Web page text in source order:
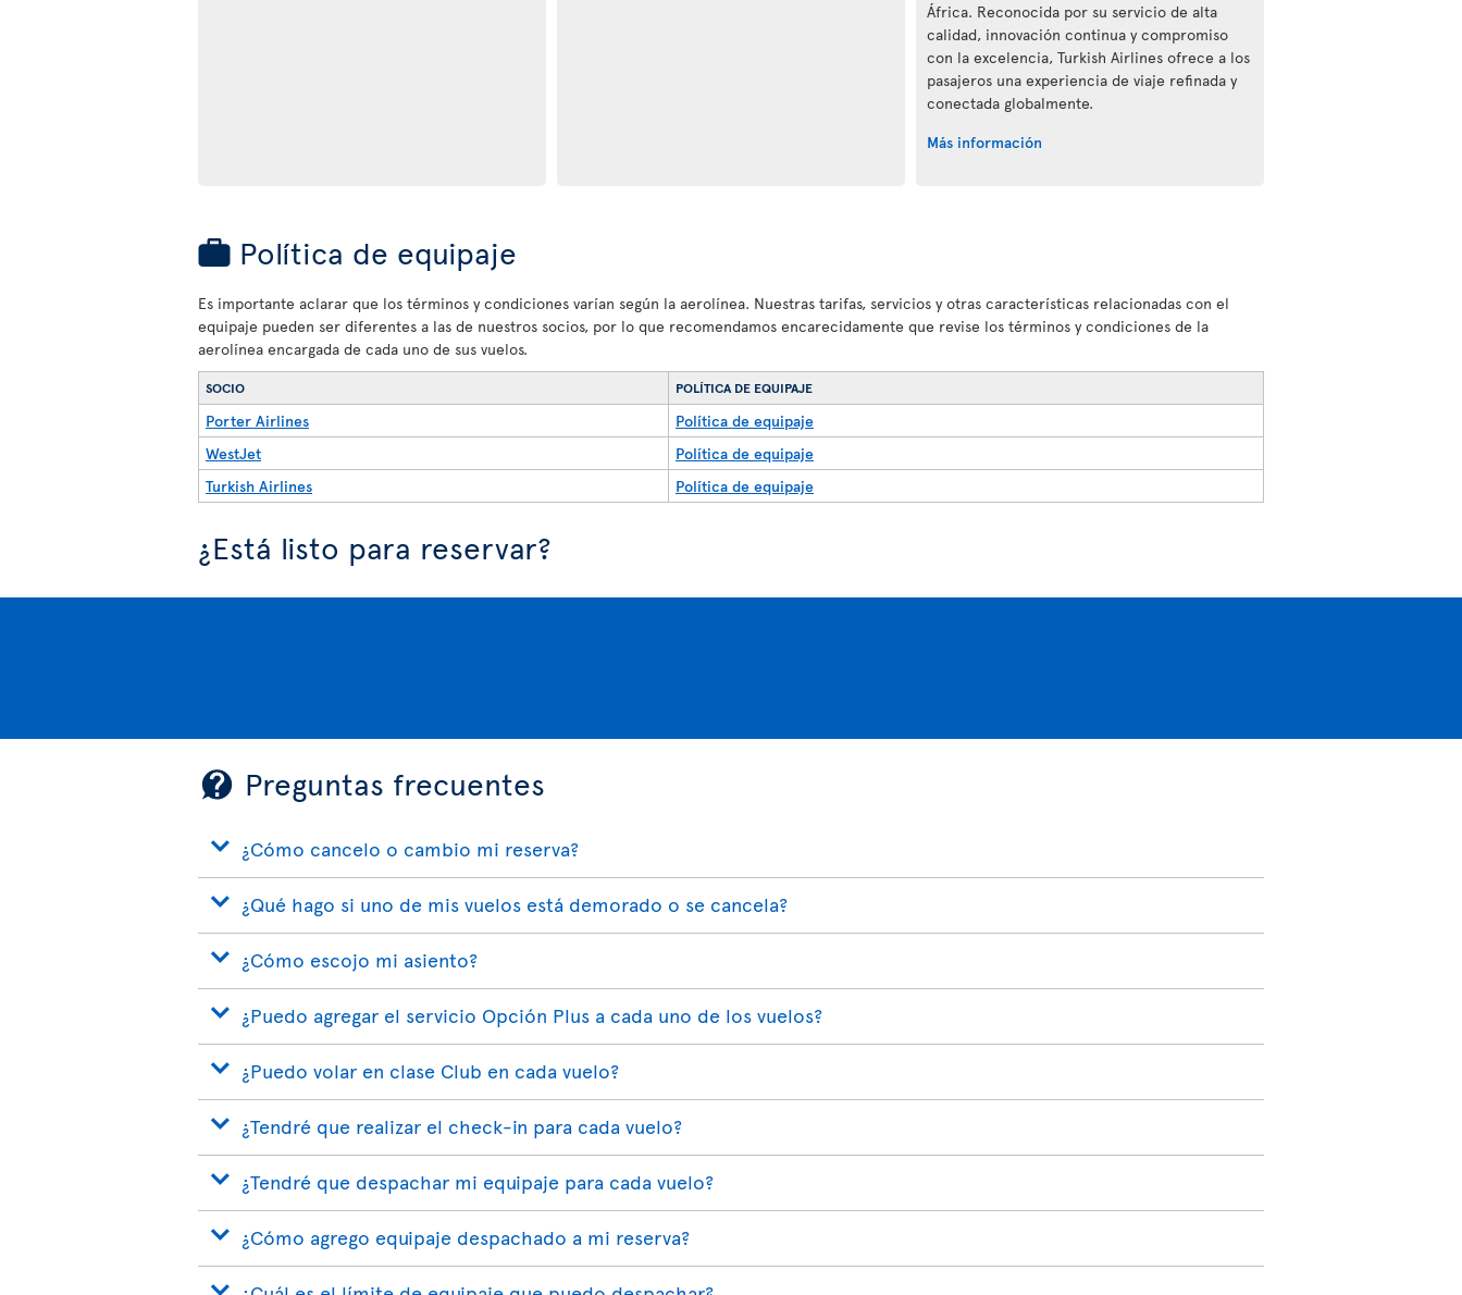
África. Reconocida por su servicio de alta
calidad, innovación continua y compromiso
con la excelencia, Turkish Airlines ofrece a los
pasajeros una experiencia de viaje refinada y
conectada globalmente.
Más información
Política de equipaje
Es importante aclarar que los términos y condiciones varían según la aerolínea. Nuestras tarifas, servicios y otras características relacionadas con el
equipaje pueden ser diferentes a las de nuestros socios, por lo que recomendamos encarecidamente que revise los términos y condiciones de la
aerolínea encargada de cada uno de sus vuelos.
SOCIO POLÍTICA DE EQUIPAJE
Porter Airlines
Política de equipaje
WestJet
Política de equipaje
Turkish Airlines
Política de equipaje
¿Está listo para reservar?
Preguntas frecuentes
¿Cómo cancelo o cambio mi reserva?
¿Qué hago si uno de mis vuelos está demorado o se cancela?
¿Cómo escojo mi asiento?
¿Puedo agregar el servicio Opción Plus a cada uno de los vuelos?
¿Puedo volar en clase Club en cada vuelo?
¿Tendré que realizar el check-in para cada vuelo?
¿Tendré que despachar mi equipaje para cada vuelo?
¿Cómo agrego equipaje despachado a mi reserva?